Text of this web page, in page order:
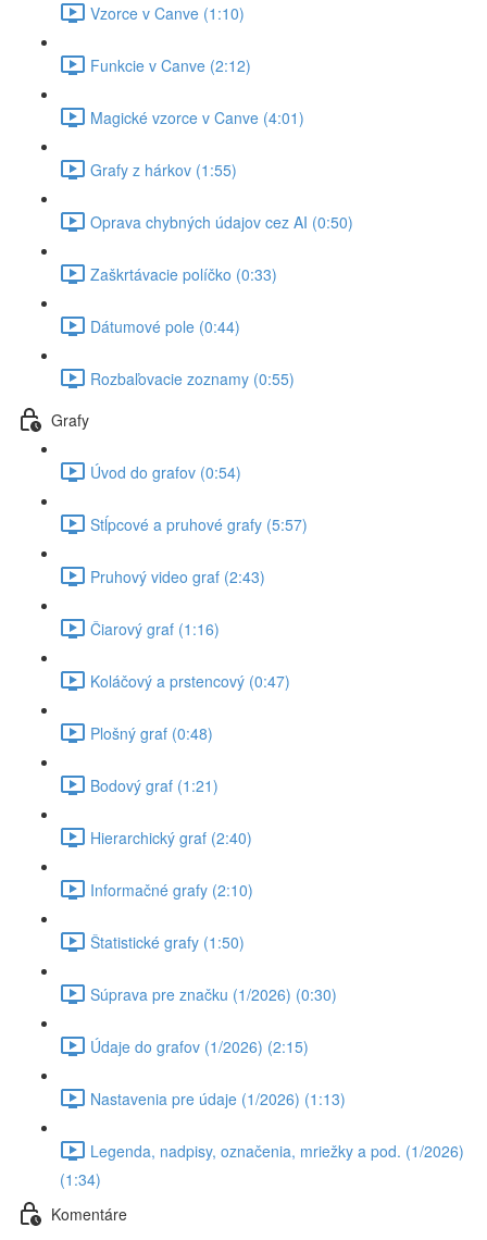
Vzorce v Canve (1:10)
Funkcie v Canve (2:12)
Magické vzorce v Canve (4:01)
Grafy z hárkov (1:55)
Oprava chybných údajov cez AI (0:50)
Zaškrtávacie políčko (0:33)
Dátumové pole (0:44)
Rozbaľovacie zoznamy (0:55)
Grafy
Úvod do grafov (0:54)
Stĺpcové a pruhové grafy (5:57)
Pruhový video graf (2:43)
Čiarový graf (1:16)
Koláčový a prstencový (0:47)
Plošný graf (0:48)
Bodový graf (1:21)
Hierarchický graf (2:40)
Informačné grafy (2:10)
Štatistické grafy (1:50)
Súprava pre značku (1/2026) (0:30)
Údaje do grafov (1/2026) (2:15)
Nastavenia pre údaje (1/2026) (1:13)
Legenda, nadpisy, označenia, mriežky a pod. (1/2026)
(1:34)
Komentáre